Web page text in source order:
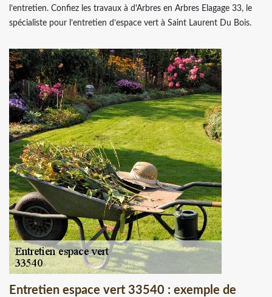
l’entretien. Confiez les travaux à d'Arbres en Arbres Elagage 33, le
spécialiste pour l’entretien d’espace vert à Saint Laurent Du Bois.
Entretien espace vert 33540 : exemple de